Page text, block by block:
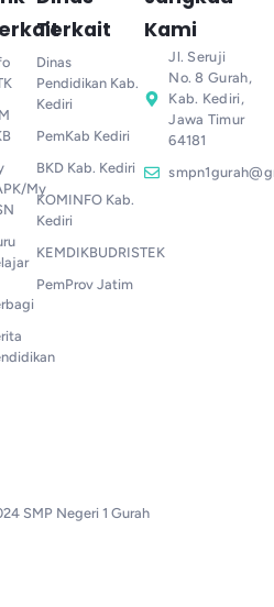
My
Terkait
Dinas
Pendidikan Kab.
Kediri
PemKab Kediri
BKD Kab. Kediri
KOMINFO Kab.
Kediri
KEMDIKBUDRISTEK
PemProv Jatim
Kami
Jl. Seruji
No. 8 Gurah,
Kab. Kediri,
Jawa Timur
64181
SMP Negeri 1 Gurah